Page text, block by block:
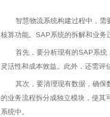
智慧物流系统构建过程中，需
核算功能。SAP系统的拆解和业务
首先，要分析现有的SAP系统
灵活性和成本效益。此外，还需评
其次，要清理现有数据，确保
的业务流程拆分成独立模块，使其
系统中。